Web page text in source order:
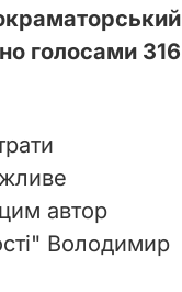
голосами 316
автор
Володимир